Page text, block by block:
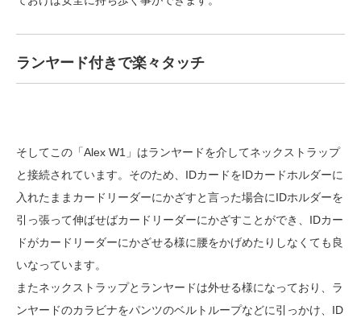
ランヤード付きで楽々タッチ
そしてこの「Alex W1」はランヤードを介してネックストラップ
と接続されています。そのため、IDカードをIDカードホルダーに
入れたままカードリーダーにかざすと言った場合にIDホルダーを
引っ張って伸ばせばカードリーダーにかざすことができ、IDカー
ドがカードリーダーにかざせる様に腰をかげめたりしなくても良
いなっています。
またネックストラップとランヤードは外せる様になっており、ラ
ンヤードのカラビナをパンツのベルトループなどに引っかけ、ID